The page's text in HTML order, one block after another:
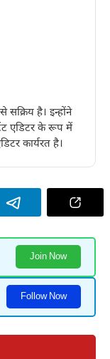
सक्रिय है। इन्होंने
एडिटर के रूप में
कार्यरत है।
Join Now
Follow Now